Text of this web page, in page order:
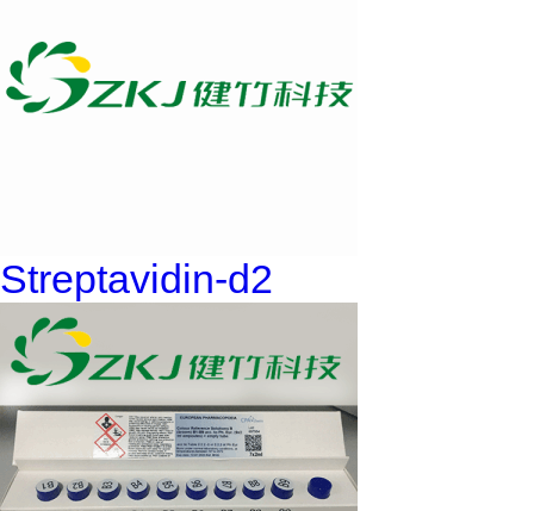
Streptavidin-d2